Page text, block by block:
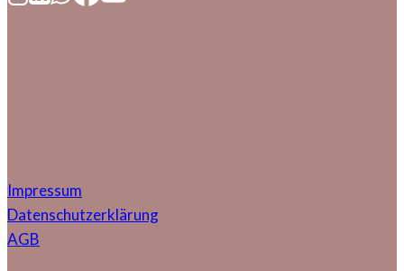
Impressum
Datenschutzerklärung
AGB